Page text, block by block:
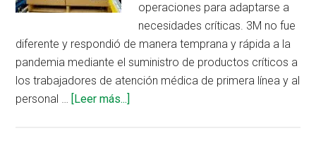
operaciones para adaptarse a
necesidades críticas. 3M no fue
diferente y respondió de manera temprana y rápida a la
pandemia mediante el suministro de productos críticos a
los trabajadores de atención médica de primera línea y al
personal … [Leer más...]